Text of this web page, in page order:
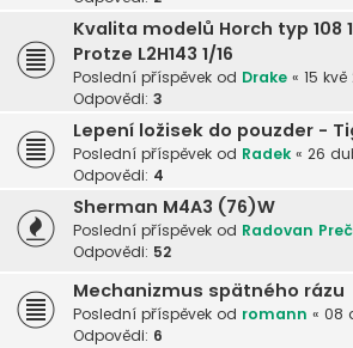
Kvalita modelů Horch typ 108
Protze L2H143 1/16
Poslední příspěvek od Drake « 15 kvě
Odpovědi: 3
Lepení ložisek do pouzder -
Poslední příspěvek od Radek « 26
Odpovědi: 4
Sherman M4A3 (76)W
Poslední příspěvek od Radovan Preč
Odpovědi: 52
Mechanizmus spätného rázu
Poslední příspěvek od romann « 08
Odpovědi: 6